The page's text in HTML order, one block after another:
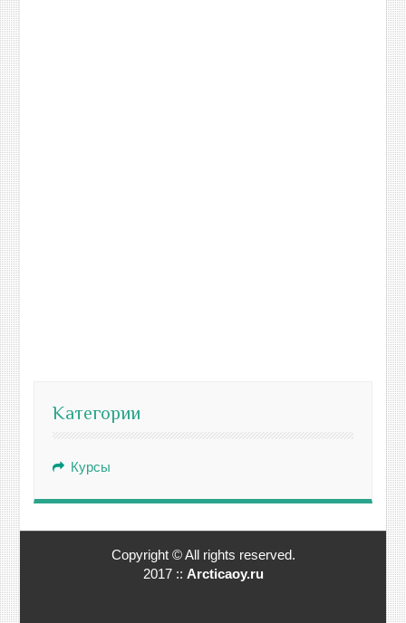
Категории
Курсы
Copyright © All rights reserved.
2017 :: Arcticaoy.ru